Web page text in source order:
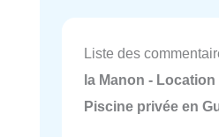
Liste des
la Manon -
Piscine privée en